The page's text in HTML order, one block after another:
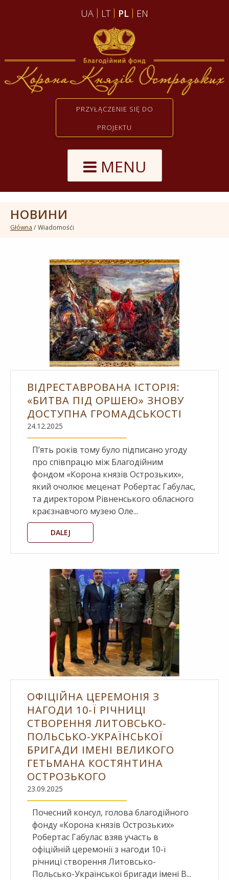
UA LT PL EN
PRZYŁĄCZENIE SIĘ DO
PROJEKTU
MENU
Główna Wiadomośći
НОВИНИ
ВІДРЕСТАВРОВАНА ІСТОРІЯ:
«БИТВА ПІД ОРШЕЮ» ЗНОВУ
ДОСТУПНА ГРОМАДСЬКОСТІ
24.12.2025
П’ять років тому було підписано угоду
про співпрацю між Благодійним
фондом «Корона князів Острозьких»,
який очолює меценат Робертас Габулас,
та директором Рівненського обласного
краєзнавчого музею Оле...
DALEJ
ОФІЦІЙНА ЦЕРЕМОНІЯ З
НАГОДИ 10-Ї РІЧНИЦІ
СТВОРЕННЯ ЛИТОВСЬКО-
ПОЛЬСЬКО-УКРАЇНСЬКОЇ
БРИГАДИ ІМЕНІ ВЕЛИКОГО
ГЕТЬМАНА КОСТЯНТИНА
ОСТРОЗЬКОГО
23.09.2025
Почесний консул, голова благодійного
фонду «Корона князів Острозьких»
Робертас Габулас взяв участь в
офіційній церемонії з нагоди 10-ї
річниці створення Литовсько-
Польсько-Української бригади імені В...